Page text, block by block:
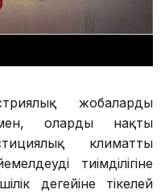
жобалардың
олардың нақты
климаттың
тиімділігіне
деңгейіне тікелей